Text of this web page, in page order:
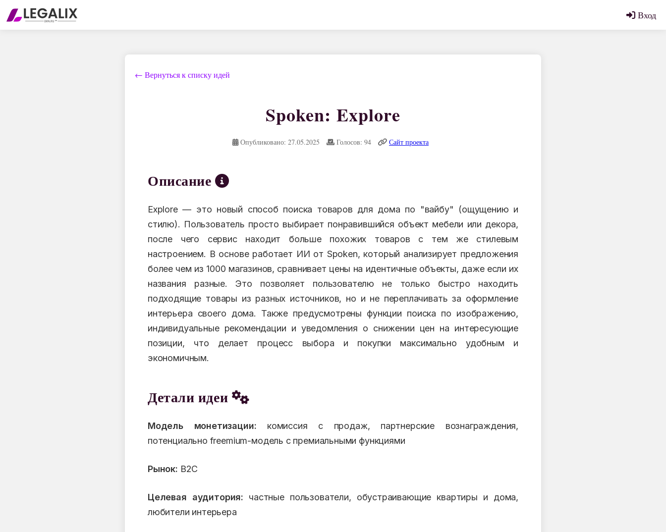
Вход
← Вернуться к списку идей
Spoken: Explore
Опубликовано: 27.05.2025 Голосов: 94 Сайт проекта
Описание
Explore — это новый способ поиска товаров для дома по "вайбу" (ощущению и
стилю). Пользователь просто выбирает понравившийся объект мебели или декора,
после чего сервис находит больше похожих товаров с тем же стилевым
настроением. В основе работает ИИ от Spoken, который анализирует предложения
более чем из 1000 магазинов, сравнивает цены на идентичные объекты, даже если их
названия разные. Это позволяет пользователю не только быстро находить
подходящие товары из разных источников, но и не переплачивать за оформление
интерьера своего дома. Также предусмотрены функции поиска по изображению,
индивидуальные рекомендации и уведомления о снижении цен на интересующие
позиции, что делает процесс выбора и покупки максимально удобным и
экономичным.
Детали идеи
Модель монетизации: комиссия с продаж, партнерские вознаграждения,
потенциально freemium-модель с премиальными функциями
Рынок: B2C
Целевая аудитория: частные пользователи, обустраивающие квартиры и дома,
любители интерьера